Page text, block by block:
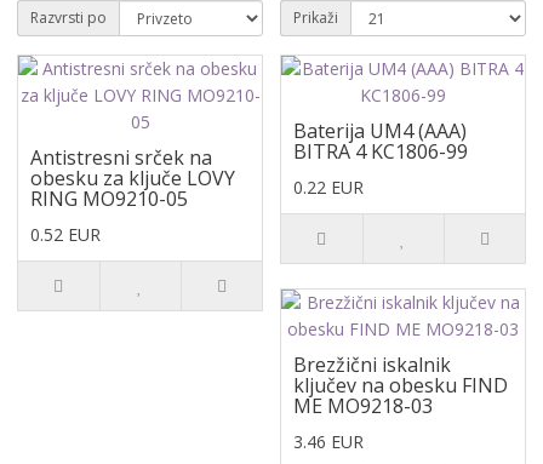
Razvrsti po Prikaži
Antistresni srček na
obesku za ključe LOVY
RING MO9210-05
0.52 EUR
Baterija UM4 (AAA)
BITRA 4 KC1806-99
0.22 EUR
Brezžični iskalnik
ključev na obesku FIND
ME MO9218-03
3.46 EUR